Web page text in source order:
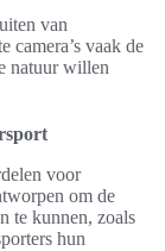
van
camera’s vaak de
natuur willen
voor
om de
te kunnen, zoals
hun